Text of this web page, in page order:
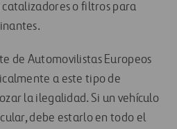
catalizadores o filtros para
de Automovilistas Europeos
a este tipo de
la ilegalidad. Si un vehículo
debe estarlo en todo el